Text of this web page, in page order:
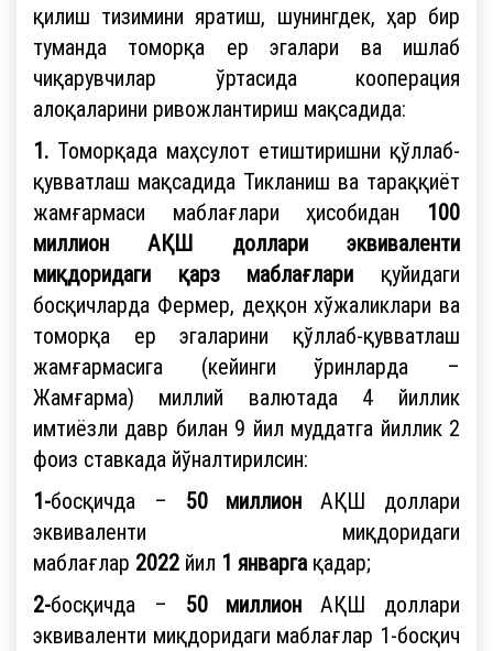
қилиш тизимини яратиш, шунингдек, ҳар бир
туманда томорқа ер эгалари ва ишлаб
чиқарувчилар ўртасида кооперация
алоқаларини ривожлантириш мақсадида:
1. Томорқада маҳсулот етиштиришни қўллаб-
қувватлаш мақсадида Тикланиш ва тараққиёт
жамғармаси маблағлари ҳисобидан 100
миллион АҚШ доллари эквиваленти
миқдоридаги қарз маблағлари қуйидаги
босқичларда Фермер, деҳқон хўжаликлари ва
томорқа ер эгаларини қўллаб-қувватлаш
жамғармасига (кейинги ўринларда –
Жамғарма) миллий валютада 4 йиллик
имтиёзли давр билан 9 йил муддатга йиллик 2
фоиз ставкада йўналтирилсин:
1-босқичда – 50 миллион АҚШ доллари
эквиваленти миқдоридаги
маблағлар 2022 йил 1 январгақадар;
2-босқичда – 50 миллион АҚШ доллари
эквиваленти миқдоридаги маблағлар 1-босқич